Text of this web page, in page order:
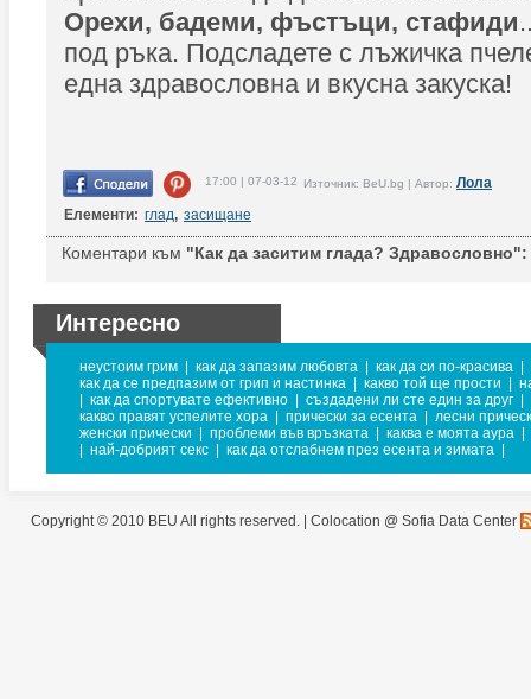
Орехи, бадеми, фъстъци, стафиди
под ръка. Подсладете с лъжичка
една здравословна и вкусна закуска!
17:00 | 07-03-12 Източник: BeU.bg | Автор: Лола
Елементи: глад, засищане
Коментари към "Как да заситим глада? Здравословно":
Интересно
неустоим грим как да запазим любовта как да си по-красива
как да се предпазим от грип и настинка
какво той ще прости
как да спортувате ефективно създадени ли сте един за друг
какво правят успелите хора
прически за есента
лесни
женски прически
проблеми във връзката каква е моята аура
най-добрият секс как да отслабнем през есента и зимата
Copyright © 2010 BEU All rights reserved. | Colocation @ Sofia Data Center